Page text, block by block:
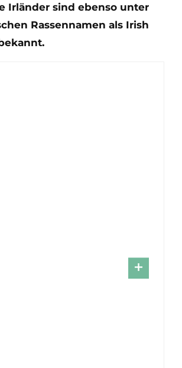
Irländer sind ebenso unter
Rassennamen als Irish